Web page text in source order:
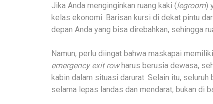
Jika Anda menginginkan ruang kaki (legroom)
kelas ekonomi. Barisan kursi di dekat pintu
depan Anda yang bisa direbahkan, sehingga
Namun, perlu diingat bahwa maskapai
emergency exit rowharus berusia dewasa,
kabin dalam situasi darurat. Selain itu,
selama lepas landas dan mendarat, bukan di